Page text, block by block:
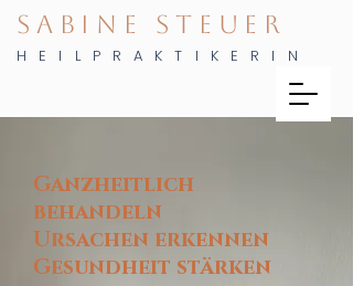
SABINE STEUER
HEILPRAKTIKERIN
Ganzheitlich
behandeln
Ursachen erkennen
Gesundheit stärken